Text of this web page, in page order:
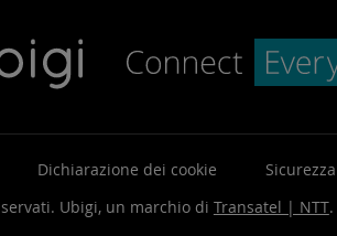
Dichiarazione dei cookie Sicurezza
Ubigi, un marchio di Transatel | NTT.